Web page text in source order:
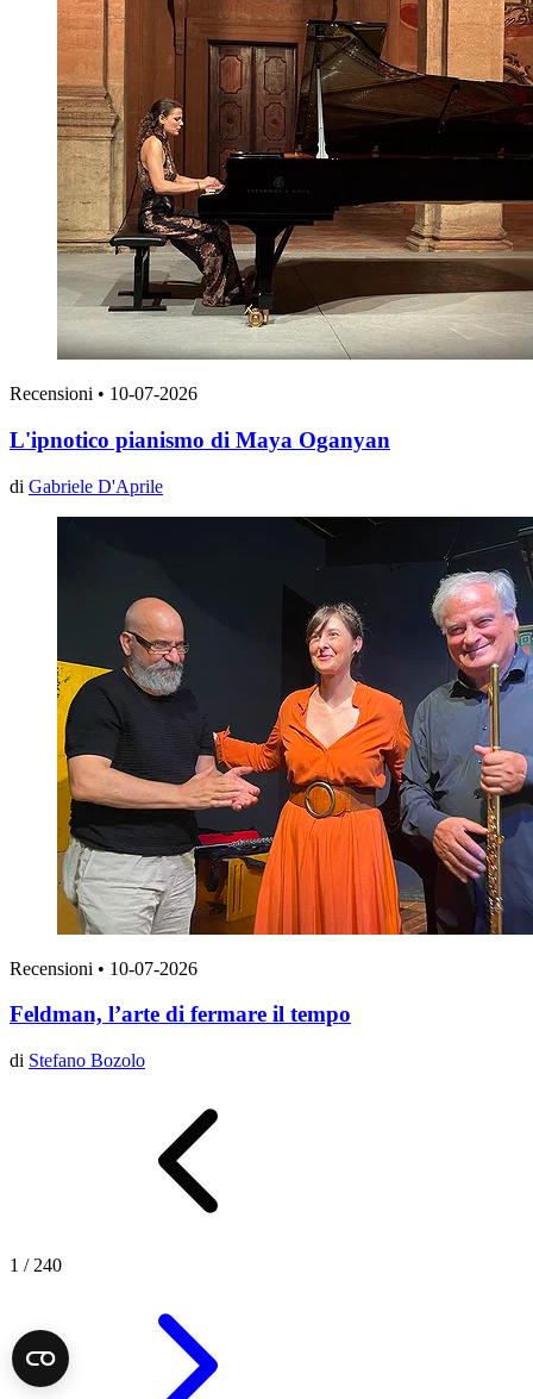
Recensioni • 10-07-2026
L'ipnotico pianismo di Maya Oganyan
di Gabriele D'Aprile
Recensioni • 10-07-2026
Feldman, l’arte di fermare il tempo
di Stefano Bozolo
1 / 240